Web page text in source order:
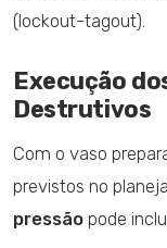
(lockout-tagout).
Execução
Destrutivos
Com o vaso
previstos no
pressão pode